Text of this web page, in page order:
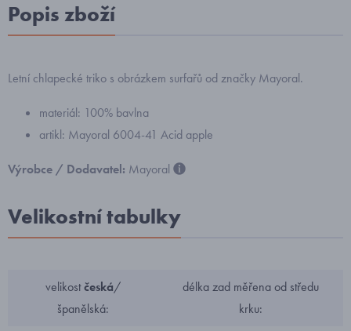
Popis zboží
Letní chlapecké triko s obrázkem surfařů od značky Mayoral.
materiál: 100% bavlna
artikl: Mayoral 6004-41 Acid apple
Výrobce / Dodavatel: Mayoral
Velikostní tabulky
velikostčeská/
španělská:
délka zad měřena od středu
krku: